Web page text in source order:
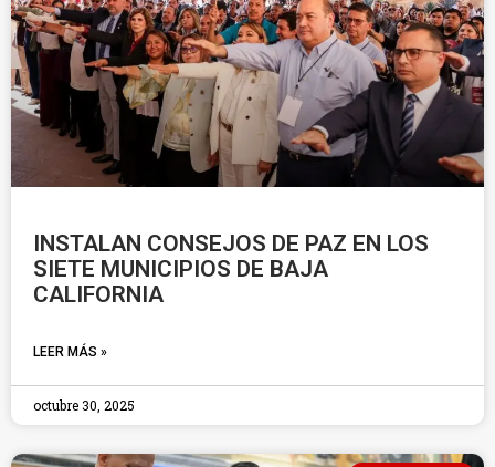
INSTALAN CONSEJOS DE PAZ EN LOS
SIETE MUNICIPIOS DE BAJA
CALIFORNIA
LEER MÁS »
octubre 30, 2025